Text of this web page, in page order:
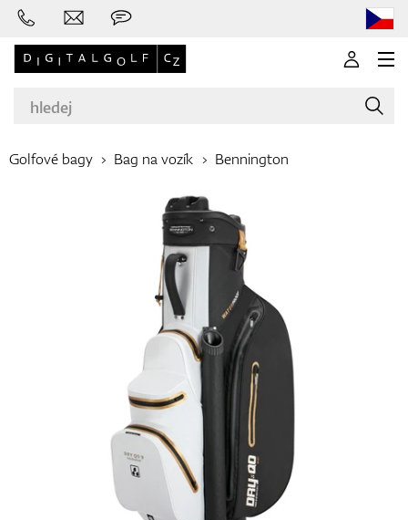
Značky
Golfové hole
Oblečení
Boty
Golfové bagy Bag na vozík Bennington